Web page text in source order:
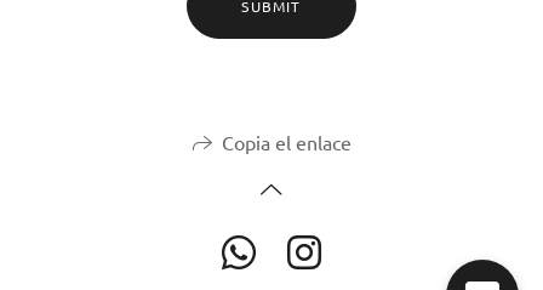
SUBMIT
Copia el enlace